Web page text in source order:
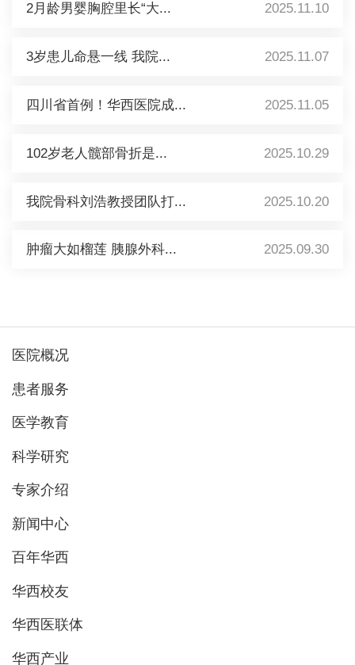
2月龄男婴胸腔里长“大... 2025.11.10
3岁患儿命悬一线 我院... 2025.11.07
四川省首例！华西医院成... 2025.11.05
102岁老人髋部骨折是... 2025.10.29
我院骨科刘浩教授团队打... 2025.10.20
肿瘤大如榴莲 胰腺外科... 2025.09.30
医院概况
患者服务
医学教育
科学研究
专家介绍
新闻中心
百年华西
华西校友
华西医联体
华西产业